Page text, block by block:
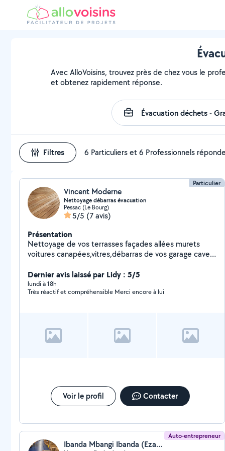
Avec AlloVoisins, trouvez près de chez vous le
et obtenez rapidement réponse.
Filtres 6 Particuliers et 6 Professionnels
Particulier
Vincent Moderne
Nettoyage débarras évacuation
Pessac (Le Bourg)
5/5 (7 avis)
Présentation
Nettoyage de vos terrasses façades allées murets
voitures canapées,vitres,débarras de vos garage cave
Dernier avis laissé par Lidy : 5/5
lundi à 18h
Très réactif et compréhensible Merci encore à lui
Voir le profil Contacter
Auto-entrepreneur
Ibanda Mbangi Ibanda (EzaliPro)